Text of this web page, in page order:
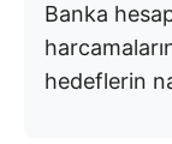
Banka
hedeflerin